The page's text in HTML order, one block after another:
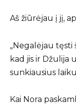
Aš žiūrėjau į jį,
„Negalėjau tęsti
kad jis ir Džulija
sunkiausius
Kai Nora